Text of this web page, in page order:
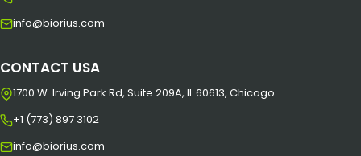
info@biorius.com
CONTACT USA
1700 W. Irving Park Rd, Suite 209A, IL 60613, Chicago
+1 (773) 897 3102
info@biorius.com